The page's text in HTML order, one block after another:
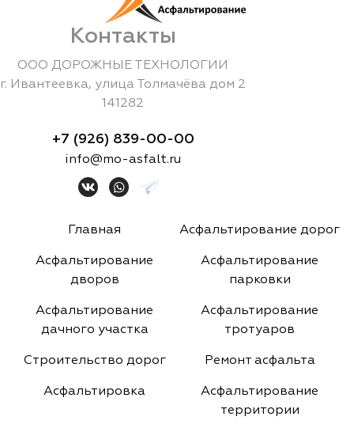
Контакты
ООО ДОРОЖНЫЕ ТЕХНОЛОГИИ
г. Ивантеевка, улица Толмачёва дом 2
141282
+7 (926) 839-00-00
info@mo-asfalt.ru
Главная Асфальтирование дорог
Асфальтирование
дворов
Асфальтирование
парковки
Асфальтирование
дачного участка
Асфальтирование
тротуаров
Строительство дорог Ремонт асфальта
Асфальтировка
Асфальтирование
территории